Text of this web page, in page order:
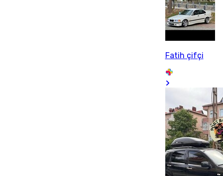
Fatih çifçi